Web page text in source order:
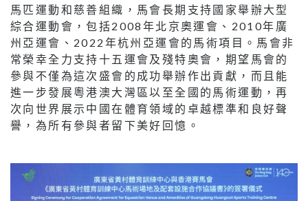
馬匹運動和慈善組織，馬會長期支持國家舉辦大型
綜合運動會，包括2008年北京奧運會、2010年廣
州亞運會、2022年杭州亞運會的馬術項目。馬會非
常榮幸全力支持十五運會及殘特奧會，期望馬會的
參與不僅為這次盛會的成功舉辦作出貢獻，而且能
進一步發展粵港澳大灣區以至全國的馬術運動，再
次向世界展示中國在體育領域的卓越標準和良好聲
譽，為所有參與者留下美好回憶。